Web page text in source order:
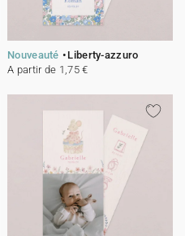
Nouveauté
Liberty-azzuro
A partir de 1,75 €